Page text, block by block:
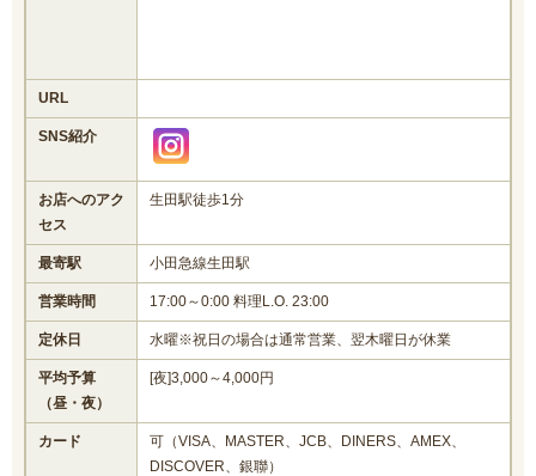
URL
SNS紹介
お店へのアク
セス
生田駅徒歩1分
最寄駅 小田急線生田駅
営業時間 17:00～0:00 料理L.O. 23:00
定休日 水曜※祝日の場合は通常営業、翌木曜日が休業
平均予算
（昼・夜）
[夜]3,000～4,000円
カード
可（VISA、MASTER、JCB、DINERS、AMEX、
DISCOVER、銀聯）